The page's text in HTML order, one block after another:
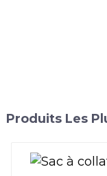
Produits Les